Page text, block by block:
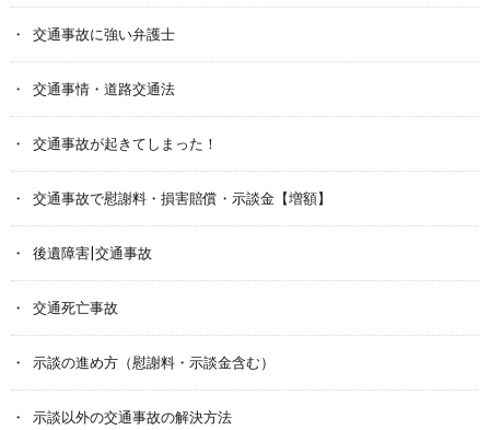
交通事故に強い弁護士
交通事情・道路交通法
交通事故が起きてしまった！
交通事故で慰謝料・損害賠償・示談金【増額】
後遺障害|交通事故
交通死亡事故
示談の進め方（慰謝料・示談金含む）
示談以外の交通事故の解決方法